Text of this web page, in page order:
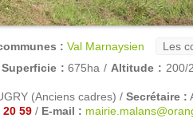
: Val Marnaysien
Superficie : 675ha / Altitude : 200/
(Anciens cadres) / Secrétaire :
20 59 / E-mail :